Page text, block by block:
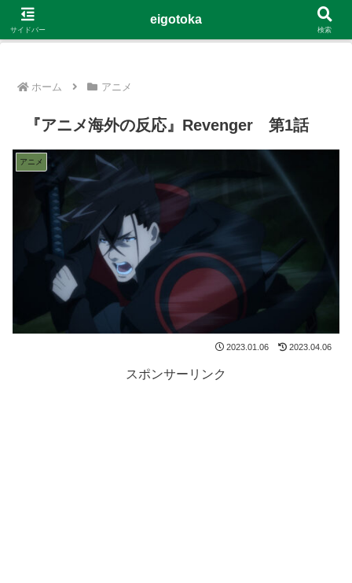
G-4Y8348WE8B
ホーム アニメ
『アニメ海外の反応』Revenger 第1話
アニメ
2023.01.06 2023.04.06
スポンサーリンク
サイドバー
eigotoka
検索